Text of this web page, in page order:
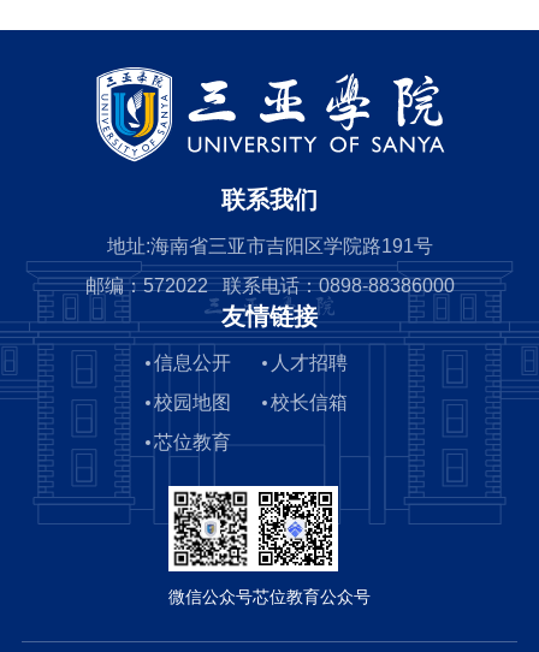
联系我们
地址:海南省三亚市吉阳区学院路191号
邮编：572022 联系电话：0898-88386000
友情链接
信息公开
人才招聘
校园地图
校长信箱
芯位教育
微信公众号芯位教育公众号